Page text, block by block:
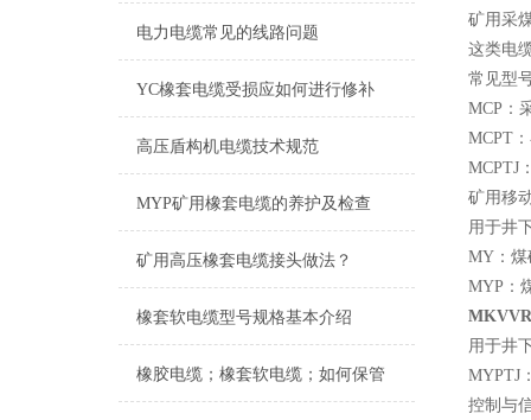
电力电缆常见的线路问题
YC橡套电缆受损应如何进行修补
高压盾构机电缆技术规范
MYP矿用橡套电缆的养护及检查
矿用高压橡套电缆接头做法？
橡套软电缆型号规格基本介绍
橡胶电缆；橡套软电缆；如何保管
矿用采
这类电
常见型
MCP：
MCPT
MCPTJ
矿用移
用于井
MY：煤
MYP：
用于井
MYPTJ
控制与